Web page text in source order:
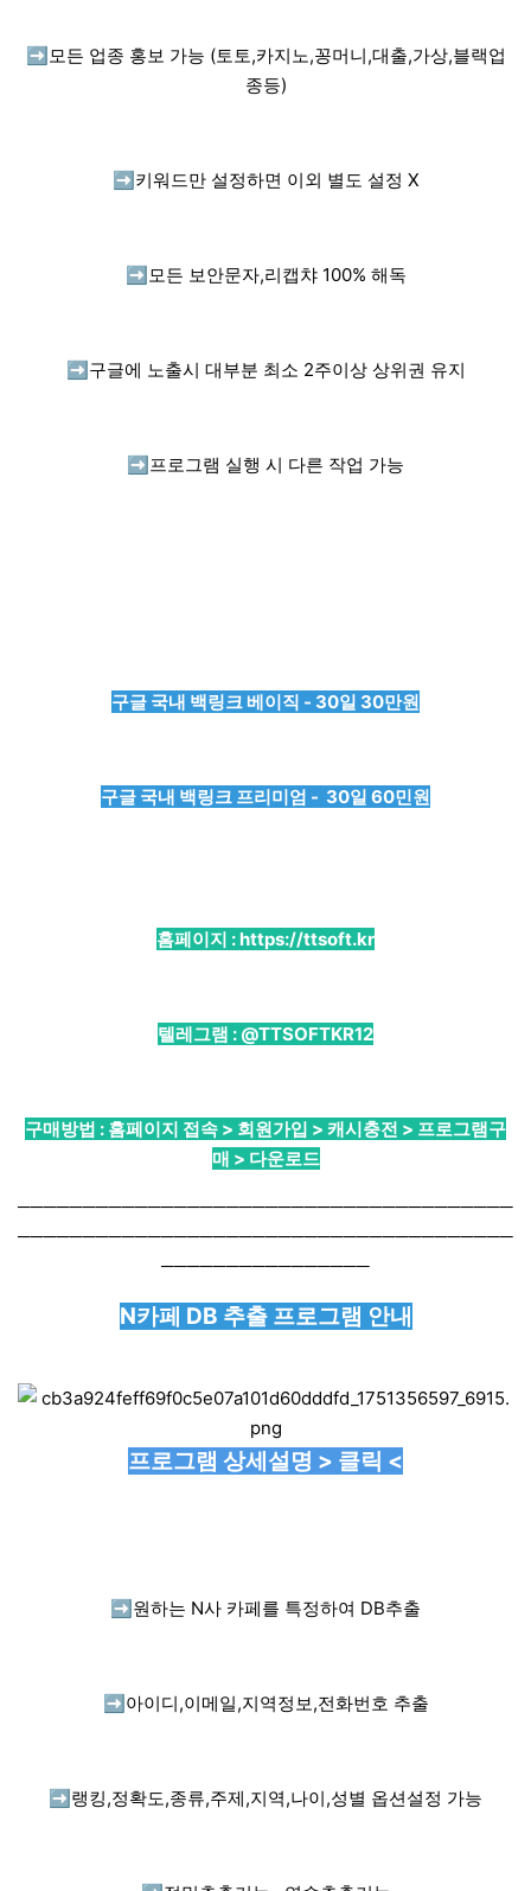
➡️ 모든 업종 홍보 가능 (토토,카지노,꽁머니,대출,가상,블랙업
종등)
➡️ 키워드만 설정하면 이외 별도 설정 X
➡️ 모든 보안문자,리캡챠 100% 해독
➡️ 구글에 노출시 대부분 최소 2주이상 상위권 유지
➡️ 프로그램 실행 시 다른 작업 가능
구글 국내 백링크 베이직 - 30일 30만원
구글 국내 백링크 프리미엄 - 30일 60민원
홈페이지 :https://ttsoft.kr
텔레그램 : @TTSOFTKR12
구매방법 : 홈페이지 접속 > 회원가입 > 캐시충전 > 프로그램구
매 > 다운로드
──────────────────────────────────────
──────────────────────────────────────
────────────────
N카페 DB 추출 프로그램 안내
프로그램 상세설명 > 클릭 <
➡️ 원하는 N사 카페를 특정하여 DB추출
➡️ 아이디,이메일,지역정보,전화번호 추출
➡️ 랭킹,정확도,종류,주제,지역,나이,성별 옵션설정 가능